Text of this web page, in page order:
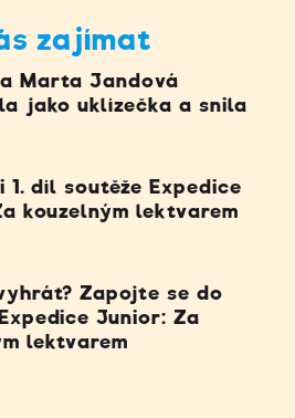
zajímat
Marta Jandová
jako uklízečka a snila
1. díl soutěže Expedice
kouzelným lektvarem
Zapojte se do
Junior: Za
lektvarem